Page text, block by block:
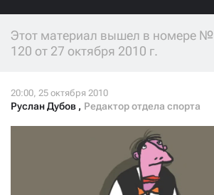
Этот материал вышел в номере №
120 от 27 октября 2010 г.
Руслан Дубов , Редактор отдела спорта
Нажимая кнопку «Стать соучастником»,
ПОДЕЛИТЬСЯ С ДРУЗЬЯМИ
Если у вас есть вопросы, пишите